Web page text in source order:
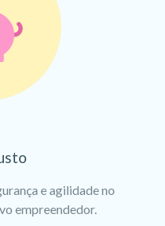
e agilidade no
empreendedor.